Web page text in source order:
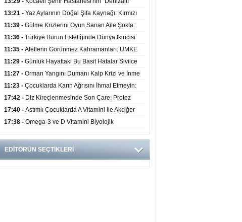
Görünümlü Ünitesi Hastalara Umut Oluyor
13:21 - Yaz Aylarının Doğal Şifa Kaynağı: Kırmızı
Meyveler Bağışıklığı ve Kalbi Koruyor
11:39 - Gülme Krizlerini Oyun Sanan Aile Şokta:
3,5 Yaşındaki Çocuk 8 Kez Felç Geçirdi
11:36 - Türkiye Burun Estetiğinde Dünya İkincisi
Oldu
11:35 - Afetlerin Görünmez Kahramanları: UMKE
Dev Kadrosuyla Görev Başında
11:29 - Günlük Hayattaki Bu Basit Hatalar Sivilce
Oluşumunu Tetikliyor
11:27 - Orman Yangını Dumanı Kalp Krizi ve İnme
Riskini Artırıyor
11:23 - Çocuklarda Karın Ağrısını İhmal Etmeyin:
Apandisit Habercisi Olabilir
17:42 - Diz Kireçlenmesinde Son Çare: Protez
Ameliyatı İle Yaşam Kalitesi Artıyor
17:40 - Astımlı Çocuklarda A Vitamini ile Akciğer
Hacmi Arasında Bağlantı Bulundu
17:38 - Omega-3 ve D Vitamini Biyolojik
Yaşlanmayı Yavaşlatabilir
EDİTÖRÜN SEÇTİKLERİ